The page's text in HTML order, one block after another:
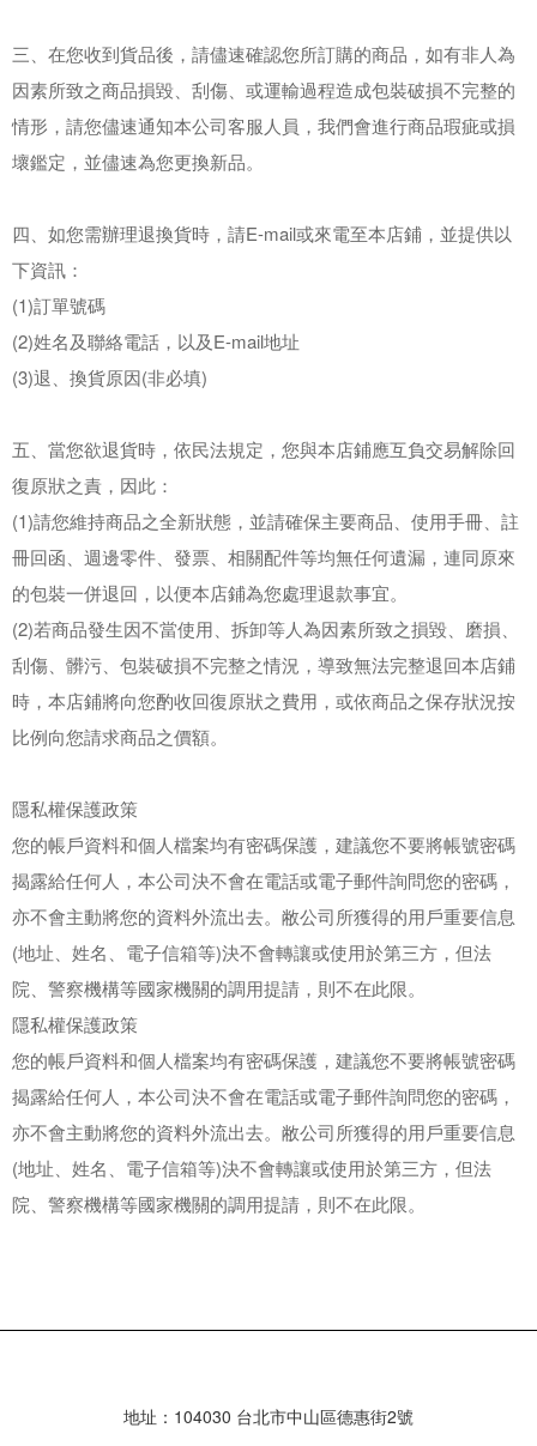
三、在您收到貨品後，請儘速確認您所訂購的商品，如有非人為
因素所致之商品損毀、刮傷、或運輸過程造成包裝破損不完整的
情形，請您儘速通知本公司客服人員，我們會進行商品瑕疵或損
壞鑑定，並儘速為您更換新品。
四、如您需辦理退換貨時，請E-mail或來電至本店鋪，並提供以
下資訊：
(1)訂單號碼
(2)姓名及聯絡電話，以及E-mail地址
(3)退、換貨原因(非必填)
五、當您欲退貨時，依民法規定，您與本店鋪應互負交易解除回
復原狀之責，因此：
(1)請您維持商品之全新狀態，並請確保主要商品、使用手冊、註
冊回函、週邊零件、發票、相關配件等均無任何遺漏，連同原來
的包裝一併退回，以便本店鋪為您處理退款事宜。
(2)若商品發生因不當使用、拆卸等人為因素所致之損毀、磨損、
刮傷、髒污、包裝破損不完整之情況，導致無法完整退回本店鋪
時，本店鋪將向您酌收回復原狀之費用，或依商品之保存狀況按
比例向您請求商品之價額。
隱私權保護政策
您的帳戶資料和個人檔案均有密碼保護，建議您不要將帳號密碼
揭露給任何人，本公司決不會在電話或電子郵件詢問您的密碼，
亦不會主動將您的資料外流出去。敝公司所獲得的用戶重要信息
(地址、姓名、電子信箱等)決不會轉讓或使用於第三方，但法
院、警察機構等國家機關的調用提請，則不在此限。
隱私權保護政策
您的帳戶資料和個人檔案均有密碼保護，建議您不要將帳號密碼
揭露給任何人，本公司決不會在電話或電子郵件詢問您的密碼，
亦不會主動將您的資料外流出去。敝公司所獲得的用戶重要信息
(地址、姓名、電子信箱等)決不會轉讓或使用於第三方，但法
院、警察機構等國家機關的調用提請，則不在此限。
地址：104030 台北市中山區德惠街2號